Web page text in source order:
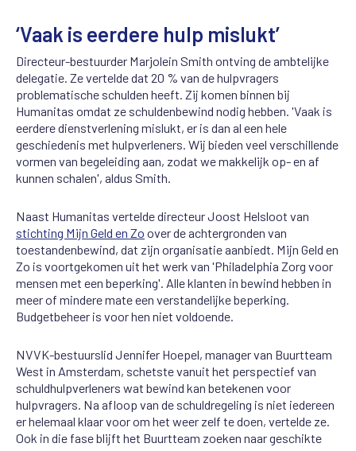
‘Vaak is eerdere hulp mislukt’
Directeur-bestuurder Marjolein Smith ontving de ambtelijke
delegatie. Ze vertelde dat 20 % van de hulpvragers
problematische schulden heeft. Zij komen binnen bij
Humanitas omdat ze schuldenbewind nodig hebben. 'Vaak is
eerdere dienstverlening mislukt, er is dan al een hele
geschiedenis met hulpverleners. Wij bieden veel verschillende
vormen van begeleiding aan, zodat we makkelijk op- en af
kunnen schalen', aldus Smith.
Naast Humanitas vertelde directeur Joost Helsloot van
stichting Mijn Geld en Zo over de achtergronden van
toestandenbewind, dat zijn organisatie aanbiedt. Mijn Geld en
Zo is voortgekomen uit het werk van 'Philadelphia Zorg voor
mensen met een beperking'. Alle klanten in bewind hebben in
meer of mindere mate een verstandelijke beperking.
Budgetbeheer is voor hen niet voldoende.
NVVK-bestuurslid Jennifer Hoepel, manager van Buurtteam
West in Amsterdam, schetste vanuit het perspectief van
schuldhulpverleners wat bewind kan betekenen voor
hulpvragers. Na afloop van de schuldregeling is niet iedereen
er helemaal klaar voor om het weer zelf te doen, vertelde ze.
Ook in die fase blijft het Buurtteam zoeken naar geschikte